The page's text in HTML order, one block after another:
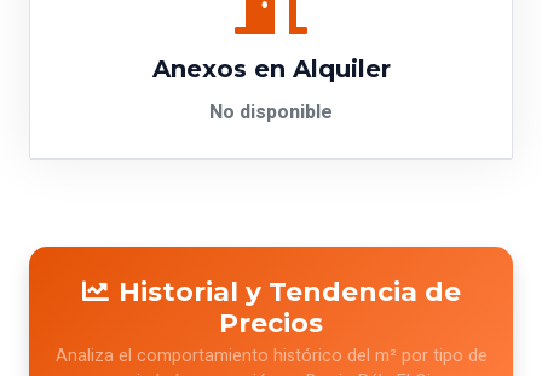
Anexos en Alquiler
No disponible
Historial y Tendencia de
Precios
Analiza el comportamiento histórico del m² por tipo de